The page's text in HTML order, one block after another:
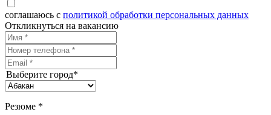
соглашаюсь с политикой обработки персональных данных
Откликнуться на вакансию
Выберите город*
Резюме *